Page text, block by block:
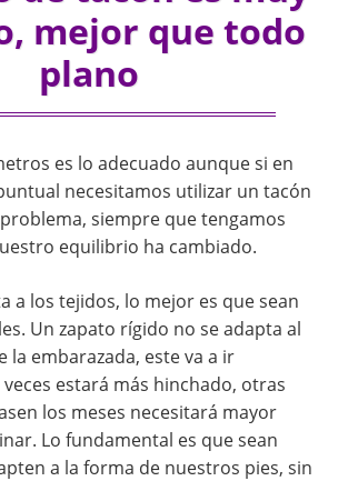
mejor que todo
plano
es lo adecuado aunque si en
necesitamos utilizar un tacón
siempre que tengamos
equilibrio ha cambiado.
a los tejidos, lo mejor es que sean
Un zapato rígido no se adapta al
la embarazada, este va a ir
estará más hinchado, otras
los meses necesitará mayor
Lo fundamental es que sean
a la forma de nuestros pies, sin